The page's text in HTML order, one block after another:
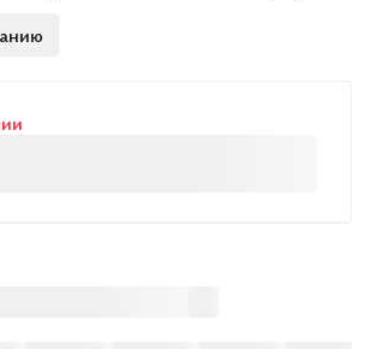
с учётом тифлопедагогических